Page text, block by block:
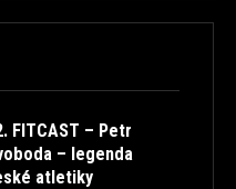
FITCAST – Petr
– legenda
atletiky